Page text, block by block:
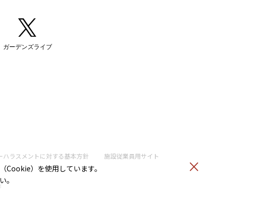
Cookie）を使用しています。
。
ガーデンズライブ
ハラスメントに対する基本方針 施設従業員用サイト